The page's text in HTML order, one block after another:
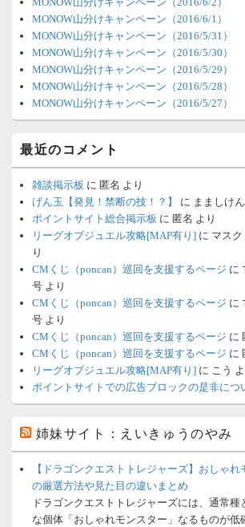
ア
MONOW山分けキャンペーン（2016/6/1）
MONOW山分けキャンペーン（2016/5/31）
MONOW山分けキャンペーン（2016/5/30）
MONOW山分けキャンペーン（2016/5/29）
MONOW山分けキャンペーン（2016/5/28）
MONOW山分けキャンペーン（2016/5/27）
最近のコメント
雑談掲示板 に 匿名 より
げん玉【発見！禁断の技！？】
に まましけん
ポイントサイト総合掲示板 に 匿名 より
リーグオブジュエル攻略[MAP有り] に マス
り
CMくじ（poncan）巡回を支援するページ に
号 より
CMくじ（poncan）巡回を支援するページ に
号 より
CMくじ（poncan）巡回を支援するページ に
CMくじ（poncan）巡回を支援するページ に
リーグオブジュエル攻略[MAP有り] に こう
ポイントサイトでの広告ブロックの是非につ
姉妹サイト：えいきゅうのやみ
【ドラゴンクエストトレジャーズ】おしゃ
の厳選方法や見た目の違いまとめ
ドラゴンクエストトレジャーズには、通常
な個体「おしゃれモンスター」なるものが